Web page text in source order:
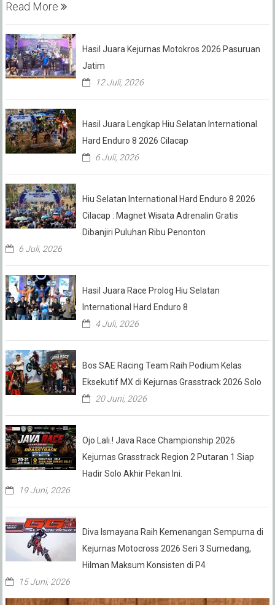
Read More
Hasil Juara Kejurnas Motokros 2026 Pasuruan
Jatim
12 Juli, 2026
Hasil Juara Lengkap Hiu Selatan International
Hard Enduro 8 2026 Cilacap
6 Juli, 2026
Hiu Selatan International Hard Enduro 8 2026
Cilacap : Magnet Wisata Adrenalin Gratis
Dibanjiri Puluhan Ribu Penonton
6 Juli, 2026
Hasil Juara Race Prolog Hiu Selatan
International Hard Enduro 8
4 Juli, 2026
Bos SAE Racing Team Raih Podium Kelas
Eksekutif MX di Kejurnas Grasstrack 2026 Solo
20 Juni, 2026
Ojo Lali.! Java Race Championship 2026
Kejurnas Grasstrack Region 2 Putaran 1 Siap
Hadir Solo Akhir Pekan Ini.
19 Juni, 2026
Diva Ismayana Raih Kemenangan Sempurna di
Kejurnas Motocross 2026 Seri 3 Sumedang,
Hilman Maksum Konsisten di P4
15 Juni, 2026